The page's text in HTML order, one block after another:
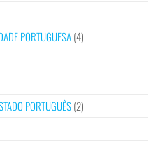
PORTUGUESA(4)
PORTUGUÊS(2)